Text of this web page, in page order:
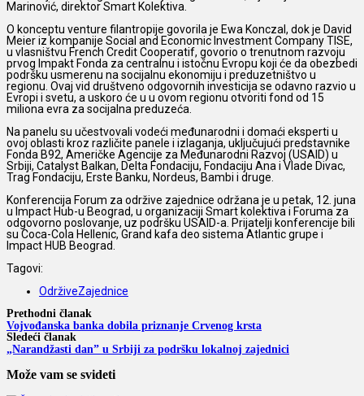
Marinović, direktor Smart Kolektiva.
O konceptu venture filantropije govorila je Ewa Konczal, dok je David
Meier iz kompanije Social and Economic Investment Company TISE,
u vlasništvu French Credit Cooperatif, govorio o trenutnom razvoju
prvog Impakt Fonda za centralnu i istočnu Evropu koji će da obezbedi
podršku usmerenu na socijalnu ekonomiju i preduzetništvo u
regionu. Ovaj vid društveno odgovornih investicija se odavno razvio u
Evropi i svetu, a uskoro će u u ovom regionu otvoriti fond od 15
miliona evra za socijalna preduzeća.
Na panelu su učestvovali vodeći međunarodni i domaći eksperti u
ovoj oblasti kroz različite panele i izlaganja, uključujući predstavnike
Fonda B92, Američke Agencije za Međunarodni Razvoj (USAID) u
Srbiji, Catalyst Balkan, Delta Fondaciju, Fondaciju Ana i Vlade Divac,
Trag Fondaciju, Erste Banku, Nordeus, Bambi i druge.
Konferencija Forum za održive zajednice održana je u petak, 12. juna
u Impact Hub-u Beograd, u organizaciji Smart kolektiva i Foruma za
odgovorno poslovanje, uz podršku USAID-a. Prijatelji konferencije bili
su Coca-Cola Hellenic, Grand kafa deo sistema Atlantic grupe i
Impact HUB Beograd.
Tagovi:
OdrživeZajednice
Prethodni članak
Vojvođanska banka dobila priznanje Crvenog krsta
Sledeći članak
„Narandžasti dan” u Srbiji za podršku lokalnoj zajednici
Može vam se svideti